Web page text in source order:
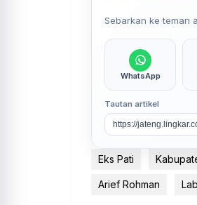
Sebarkan ke teman
WhatsApp
Tautan artikel
Eks Pati
Arief Rohman